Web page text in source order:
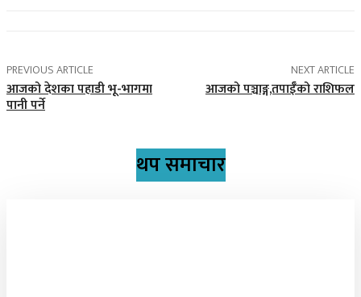
PREVIOUS ARTICLE
आजको देशका पहाडी भू-भागमा
पानी पर्ने
NEXT ARTICLE
आजको पञ्चाङ्ग,तपाईँको राशिफल
थप समाचार